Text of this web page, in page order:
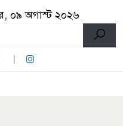
০৯ অগাস্ট ২০২৬